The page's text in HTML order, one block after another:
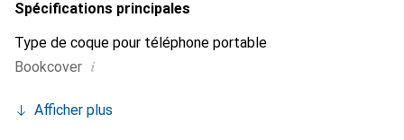
Spécifications principales
Type de coque pour téléphone portable
Bookcover i
Afficher plus